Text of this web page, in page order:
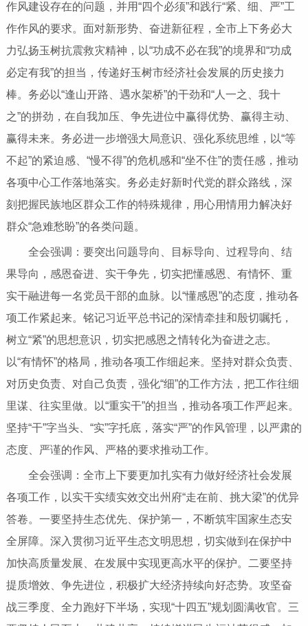
作风建设存在的问题，并用“四个必须”和践行“紧、细、严”工
作作风的要求。面对新形势、奋进新征程，全市上下务必大
力弘扬玉树抗震救灾精神，以“功成不必在我”的境界和“功成
必定有我”的担当，传递好玉树市经济社会发展的历史接力
棒。务必以“逢山开路、遇水架桥”的干劲和“人一之、我十
之”的拼劲，在自我加压、争先进位中赢得优势、赢得主动、
赢得未来。务必进一步增强大局意识、强化系统思维，以“等
不起”的紧迫感、“慢不得”的危机感和“坐不住”的责任感，推动
各项中心工作落地落实。务必走好新时代党的群众路线，深
刻把握民族地区群众工作的特殊规律，用心用情用力解决好
群众“急难愁盼”的各类问题。
全会强调：要突出问题导向、目标导向、过程导向、结
果导向，感恩奋进、实干争先，切实把懂感恩、有情怀、重
实干融进每一名党员干部的血脉。以“懂感恩”的态度，推动各
项工作紧起来。铭记习近平总书记的深情牵挂和殷切嘱托，
树立“紧”的思想意识，切实把感恩之情转化为奋进之志。
以“有情怀”的格局，推动各项工作细起来。坚持对群众负责、
对历史负责、对自己负责，强化“细”的工作方法，把工作往细
里谋、往实里做。以“重实干”的担当，推动各项工作严起来。
坚持“干”字当头、“实”字托底，落实“严”的作风管理，以严肃的
态度、严谨的作风、严格的要求推动工作。
全会强调：全市上下要更加扎实有力做好经济社会发展
各项工作，以实干实绩实效交出州府“走在前、挑大梁”的优异
答卷。一要坚持生态优先、保护第一，不断筑牢国家生态安
全屏障。深入贯彻习近平生态文明思想，切实做到在保护中
加快高质量发展、在发展中实现更高水平的保护。二要坚持
提质增效、争先进位，积极扩大经济持续向好态势。攻坚奋
战三季度、全力跑好下半场，实现“十四五”规划圆满收官。三